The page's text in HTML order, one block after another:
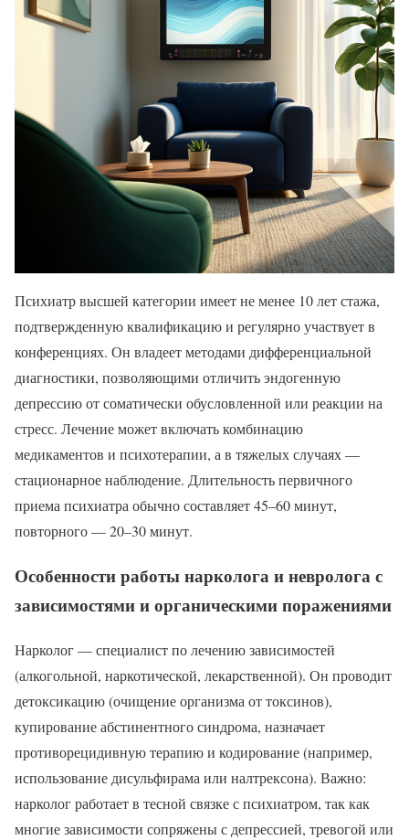
Психиатр высшей категории имеет не менее 10 лет стажа,
подтвержденную квалификацию и регулярно участвует в
конференциях. Он владеет методами дифференциальной
диагностики, позволяющими отличить эндогенную
депрессию от соматически обусловленной или реакции на
стресс. Лечение может включать комбинацию
медикаментов и психотерапии, а в тяжелых случаях —
стационарное наблюдение. Длительность первичного
приема психиатра обычно составляет 45–60 минут,
повторного — 20–30 минут.
Особенности работы нарколога и невролога с
зависимостями и органическими поражениями
Нарколог — специалист по лечению зависимостей
(алкогольной, наркотической, лекарственной). Он проводит
детоксикацию (очищение организма от токсинов),
купирование абстинентного синдрома, назначает
противорецидивную терапию и кодирование (например,
использование дисульфирама или налтрексона). Важно:
нарколог работает в тесной связке с психиатром, так как
многие зависимости сопряжены с депрессией, тревогой или